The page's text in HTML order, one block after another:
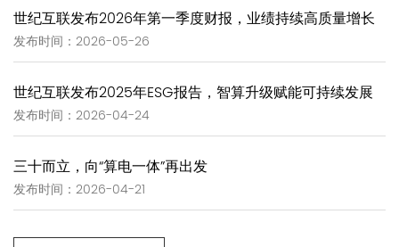
世纪互联发布2026年第一季度财报，业绩持续高质量增长
发布时间：2026-05-26
世纪互联发布2025年ESG报告，智算升级赋能可持续发展
发布时间：2026-04-24
三十而立，向“算电一体”再出发
发布时间：2026-04-21